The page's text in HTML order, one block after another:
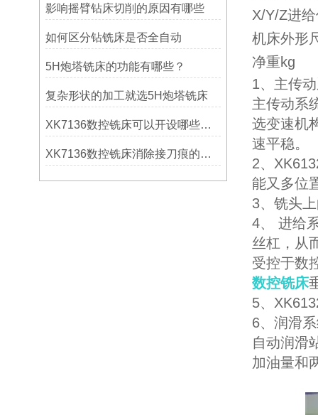
影响摇臂钻床切削的原因有哪些
如何区分钻铣床是否全自动
5H炮塔铣床的功能有哪些？
复杂形状的加工就选5H炮塔铣床
XK7136数控铣床可以开设哪些考核项目？
XK7136数控铣床消除接刀痕的操作
X/Y/Z进
机床外形
净重kg
1、主传
主传动系
选变速机
速平稳。
2、
能又多位
3、铣头
4、 进给
丝杠，从
受控于数
数控铣床
5、
6、润滑
自动润滑
加油量和